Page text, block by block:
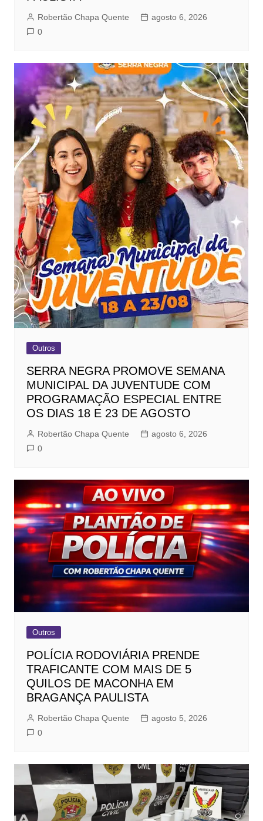
Robertão Chapa Quente
agosto 6, 2026
0
Outros
SERRA NEGRA PROMOVE SEMANA
MUNICIPAL DA JUVENTUDE COM
PROGRAMAÇÃO ESPECIAL ENTRE
OS DIAS 18 E 23 DE AGOSTO
Robertão Chapa Quente
agosto 6, 2026
0
Outros
POLÍCIA RODOVIÁRIA PRENDE
TRAFICANTE COM MAIS DE 5
QUILOS DE MACONHA EM
BRAGANÇA PAULISTA
Robertão Chapa Quente
agosto 5, 2026
0